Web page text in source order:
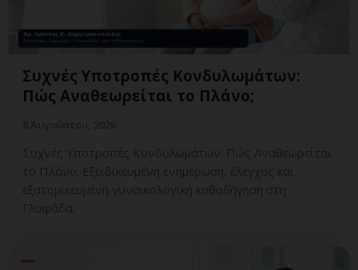
Συχνές Υποτροπές Κονδυλωμάτων:
Πώς Αναθεωρείται το Πλάνο;
Συχνές Υποτροπές Κονδυλωμάτων: Πώς Αναθεωρείται
το Πλάνο; Εξειδικευμένη ενημέρωση, έλεγχος και
εξατομικευμένη γυναικολογική καθοδήγηση στη
Γλυφάδα.